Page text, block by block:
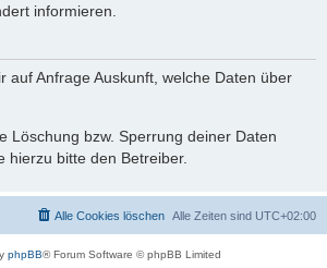
informieren.
auf Anfrage Auskunft, welche Daten über
Löschung bzw. Sperrung deiner Daten
hierzu bitte den Betreiber.
Alle Zeiten sind UTC+02:00
Alle Cookies löschen
phpBB® Forum Software © phpBB Limited